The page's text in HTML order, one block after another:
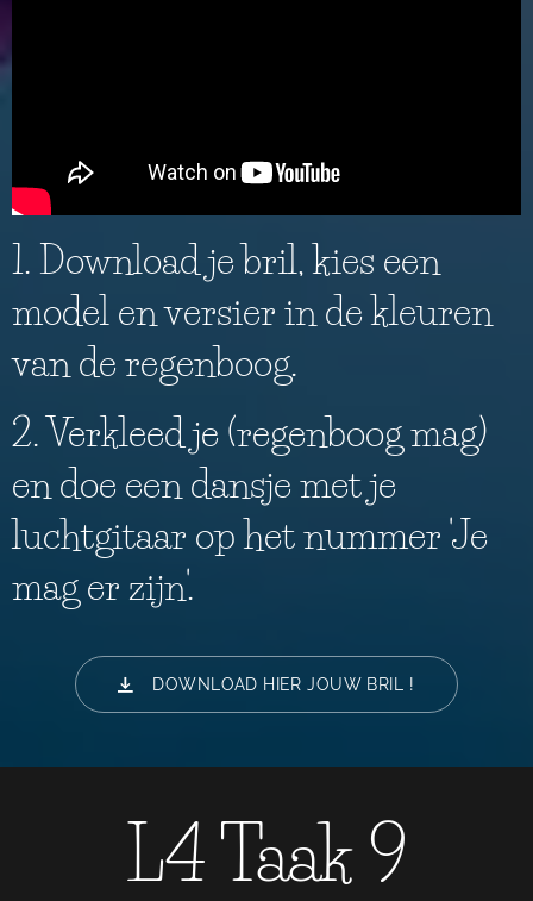
1. Download je bril, kies een
model en versier in de kleuren
van de regenboog.
2. Verkleed je (regenboog mag)
en doe een dansje met je
luchtgitaar op het nummer 'Je
mag er zijn'.
DOWNLOAD HIER JOUW BRIL !
L4 Taak 9